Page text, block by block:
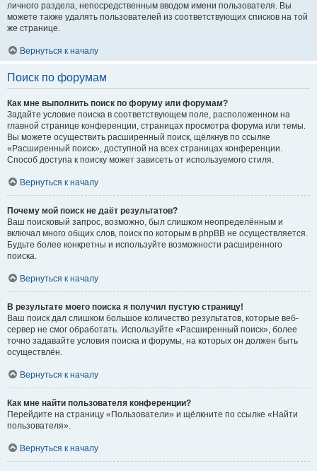
личного раздела, непосредственным вводом имени пользователя. Вы
можете также удалять пользователей из соответствующих списков на той
же странице.
Вернуться к началу
Поиск по форумам
Как мне выполнить поиск по форуму или форумам?
Задайте условие поиска в соответствующем поле, расположенном на
главной странице конференции, страницах просмотра форума или темы.
Вы можете осуществить расширенный поиск, щёлкнув по ссылке
«Расширенный поиск», доступной на всех страницах конференции.
Способ доступа к поиску может зависеть от используемого стиля.
Вернуться к началу
Почему мой поиск не даёт результатов?
Ваш поисковый запрос, возможно, был слишком неопределённым и
включал много общих слов, поиск по которым в phpBB не осуществляется.
Будьте более конкретны и используйте возможности расширенного
поиска.
Вернуться к началу
В результате моего поиска я получил пустую страницу!
Ваш поиск дал слишком большое количество результатов, которые веб-
сервер не смог обработать. Используйте «Расширенный поиск», более
точно задавайте условия поиска и форумы, на которых он должен быть
осуществлён.
Вернуться к началу
Как мне найти пользователя конференции?
Перейдите на страницу «Пользователи» и щёлкните по ссылке «Найти
пользователя».
Вернуться к началу